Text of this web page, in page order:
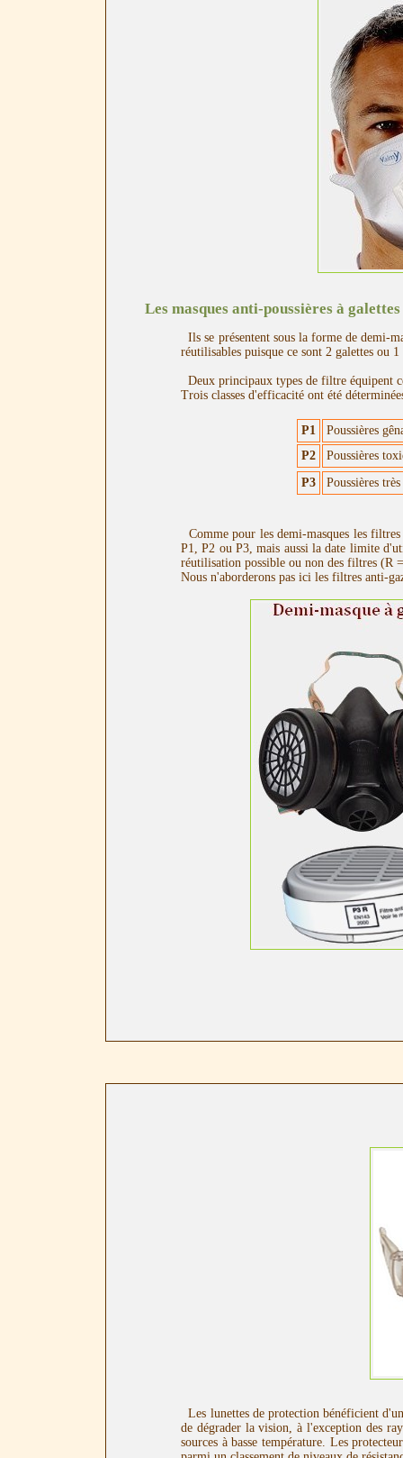
Les masques anti-poussières à
Ils se présentent sous la forme de demi-
réutilisables puisque ce sont 2 galettes ou
Deux principaux types de filtre équipent
Trois classes d'efficacité ont été
P1
Poussières
P2
Poussières
P3
Poussières
Comme pour les demi-masques les
P1, P2 ou P3, mais aussi la date limite
réutilisation possible ou non des filtres (R
Nous n'aborderons pas ici les filtres anti-
Les lunettes de protection bénéficient
de dégrader la vision, à l'exception des
sources à basse température. Les